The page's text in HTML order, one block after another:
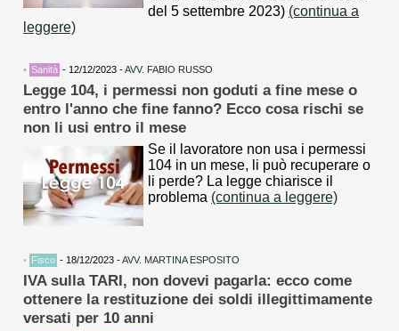
del 5 settembre 2023) (continua a
leggere)
• Sanità - 12/12/2023 -AVV. FABIO RUSSO
Legge 104, i permessi non goduti a fine mese o
entro l'anno che fine fanno? Ecco cosa rischi se
non li usi entro il mese
Se il lavoratore non usa i permessi
104 in un mese, li può recuperare o
li perde? La legge chiarisce il
problema (continua a leggere)
• Fisco - 18/12/2023 -AVV. MARTINA ESPOSITO
IVA sulla TARI, non dovevi pagarla: ecco come
ottenere la restituzione dei soldi illegittimamente
versati per 10 anni